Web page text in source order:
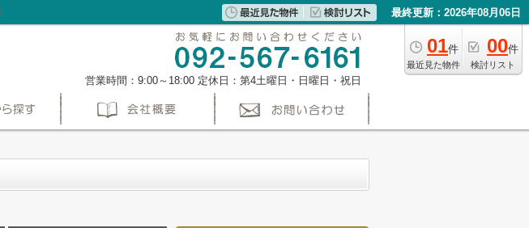
最終更新：2026年08月06日
01件
最近見た物件
00件
検討リスト
営業時間：9:00～18:00 定休日：第4土曜日・日曜日・祝日